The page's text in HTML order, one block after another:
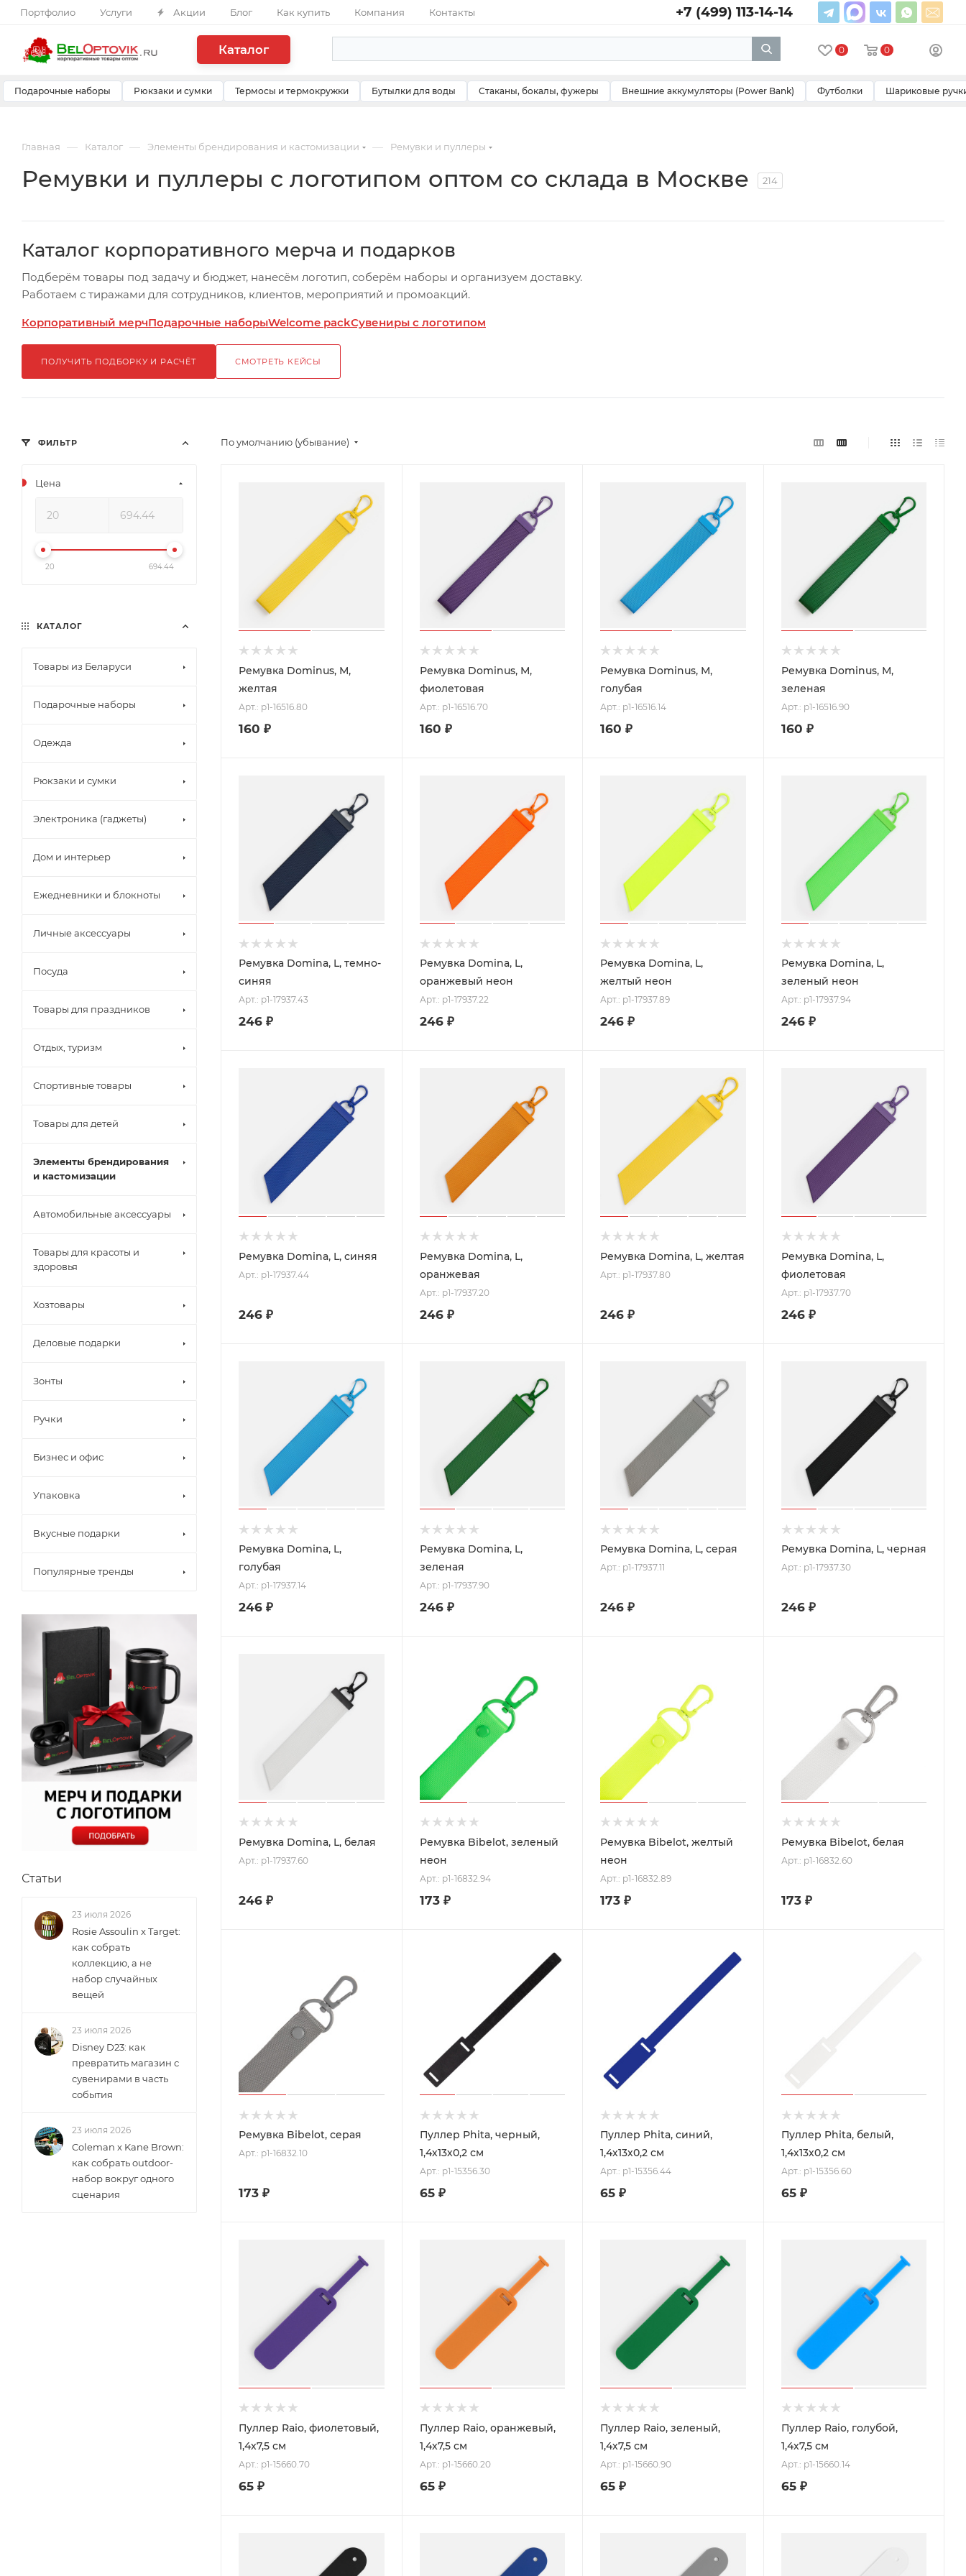
Портфолио Услуги Акции Блог Как купить Компания Контакты +7 (499) 113-14-14
Каталог 0 0
Подарочные наборы Рюкзаки и сумки Термосы и термокружки Бутылки для воды Стаканы, бокалы, фужеры Внешние аккумуляторы (Power Bank) Футболки Шариковые
Главная — Каталог — Элементы брендирования и кастомизации — Ремувки и пуллеры
Ремувки и пуллеры с логотипом оптом со склада в Москве 214
Каталог корпоративного мерча и подарков
Подберём товары под задачу и бюджет, нанесём логотип, соберём наборы и организуем доставку.
Работаем с тиражами для сотрудников, клиентов, мероприятий и промоакций.
Корпоративный мерчПодарочные наборыWelcome packСувениры с логотипом
ПОЛУЧИТЬ ПОДБОРКУ И РАСЧЁТ СМОТРЕТЬ КЕЙСЫ
По умолчанию (убывание)
Ремувка Dominus, М,
желтая
Арт.: p1-16516.80
160 ₽
Ремувка Dominus, М,
фиолетовая
Арт.: p1-16516.70
160 ₽
Ремувка Dominus, М,
голубая
Арт.: p1-16516.14
160 ₽
Ремувка Dominus, М,
зеленая
Арт.: p1-16516.90
160 ₽
Ремувка Domina, L, темно-
синяя
Арт.: p1-17937.43
246 ₽
Ремувка Domina, L,
оранжевый неон
Арт.: p1-17937.22
246₽
Ремувка Domina, L,
желтый неон
Арт.: p1-17937.89
246 ₽
Ремувка Domina, L,
зеленый неон
Арт.: p1-17937.94
246₽
Ремувка Domina, L, синяя
Арт.: p1-17937.44
246 ₽
Ремувка Domina, L,
оранжевая
Арт.: p1-17937.20
246₽
Ремувка Domina, L, желтая
Арт.: p1-17937.80
246 ₽
Ремувка Domina, L,
фиолетовая
Арт.: p1-17937.70
246₽
Ремувка Domina, L,
голубая
Арт.: p1-17937.14
246 ₽
Ремувка Domina, L,
зеленая
Арт.: p1-17937.90
246₽
Ремувка Domina, L, серая
Арт.: p1-17937.11
246 ₽
Ремувка Domina, L, черная
Арт.: p1-17937.30
246₽
Ремувка Domina, L, белая
Арт.: p1-17937.60
246 ₽
Ремувка Bibelot, зеленый
неон
Арт.: p1-16832.94
173₽
Ремувка Bibelot, желтый
неон
Арт.: p1-16832.89
173 ₽
Ремувка Bibelot, белая
Арт.: p1-16832.60
173₽
Ремувка Bibelot, серая
Арт.: p1-16832.10
173 ₽
Пуллер Phita, черный,
1,4х13х0,2 см
Арт.: p1-15356.30
65₽
Пуллер Phita, синий,
1,4х13х0,2 см
Арт.: p1-15356.44
65 ₽
Пуллер Phita, белый,
1,4х13х0,2 см
Арт.: p1-15356.60
65₽
Пуллер Raio, фиолетовый,
1,4х7,5 см
Арт.: p1-15660.70
65 ₽
Пуллер Raio, оранжевый,
1,4х7,5 см
Арт.: p1-15660.20
65₽
Пуллер Raio, зеленый,
1,4х7,5 см
Арт.: p1-15660.90
65 ₽
Пуллер Raio, голубой,
1,4х7,5 см
Арт.: p1-15660.14
65₽
ФИЛЬТР
Цена
20 694.44
КАТАЛОГ
Товары из Беларуси
Подарочные наборы
Одежда
Рюкзаки и сумки
Электроника (гаджеты)
Дом и интерьер
Ежедневники и блокноты
Личные аксессуары
Посуда
Товары для праздников
Отдых, туризм
Спортивные товары
Товары для детей
Элементы брендирования
и кастомизации
Автомобильные аксессуары
Товары для красоты и
здоровья
Хозтовары
Деловые подарки
Зонты
Ручки
Бизнес и офис
Упаковка
Вкусные подарки
Популярные тренды
Статьи
23 июля 2026
Rosie Assoulin x Target:
как собрать
коллекцию, а не
набор случайных
вещей
23 июля 2026
Disney D23: как
превратить магазин с
сувенирами в часть
события
23 июля 2026
Coleman x Kane Brown:
как собрать outdoor-
набор вокруг одного
сценария